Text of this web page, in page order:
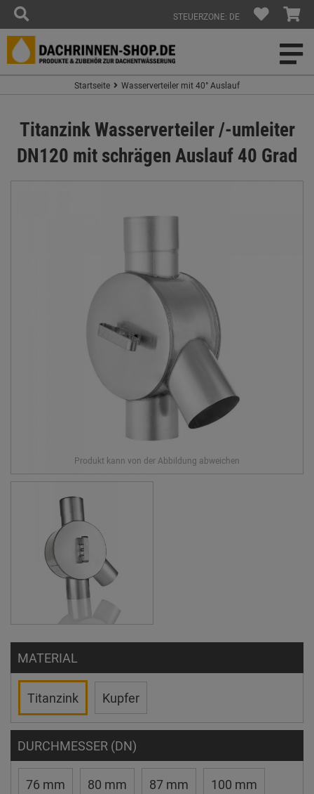
STEUERZONE: DE
Startseite Wasserverteiler mit 40° Auslauf
Titanzink Wasserverteiler /-umleiter
DN120 mit schrägen Auslauf 40 Grad
MATERIAL
Titanzink Kupfer
DURCHMESSER (DN)
76 mm 80 mm 87 mm 100 mm